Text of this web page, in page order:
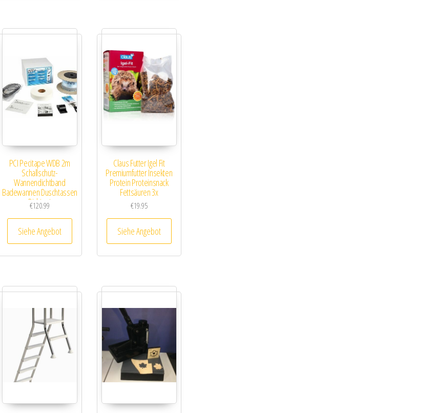
PCI Pecitape WDB 2m
Schallschutz-
Wannendichtband
Badewannen Duschtassen
Dichtset
€120.99
Siehe Angebot
Claus Futter Igel Fit
Premiumfutter Insekten
Protein Proteinsnack
Fettsäuren 3x
€19.95
Siehe Angebot